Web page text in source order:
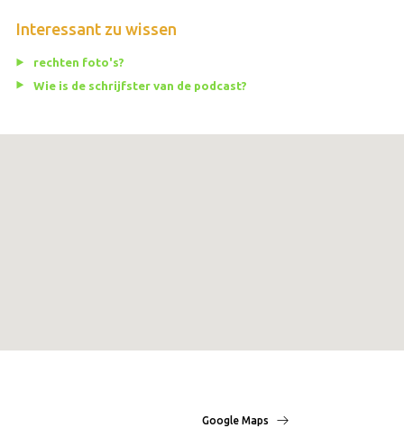
Interessant zu wissen
rechten foto's?
Wie is de schrijfster van de podcast?
Google Maps